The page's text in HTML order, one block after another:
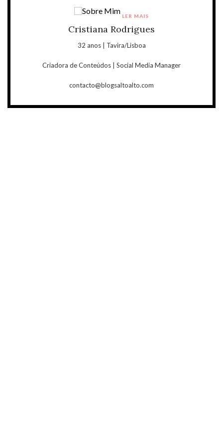
Cristiana Rodrigues
32 anos | Tavira/Lisboa
Criadora de Conteúdos | Social Media Manager
contacto@blogsaltoalto.com
LER MAIS